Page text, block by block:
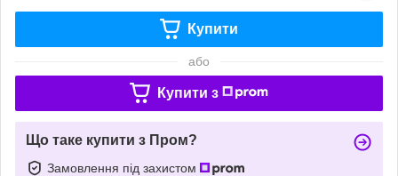
Купити
або
Купити з
Що таке купити з Пром?
Замовлення під захистом